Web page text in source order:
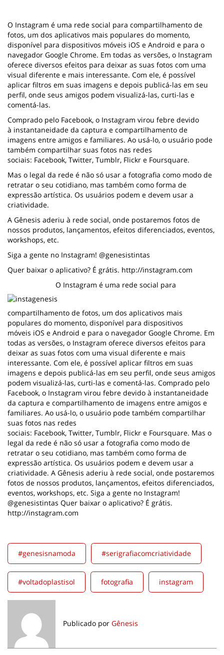
O Instagram é uma rede social para compartilhamento de
fotos, um dos aplicativos mais populares do momento,
disponível para dispositivos móveis iOS e Android e para o
navegador Google Chrome. Em todas as versões, o Instagram
oferece diversos efeitos para deixar as suas fotos com uma
visual diferente e mais interessante. Com ele, é possível
aplicar filtros em suas imagens e depois publicá-las em seu
perfil, onde seus amigos podem visualizá-las, curti-las e
comentá-las.
Comprado pelo Facebook, o Instagram virou febre devido
à instantaneidade da captura e compartilhamento de
imagens entre amigos e familiares. Ao usá-lo, o usuário pode
também compartilhar suas fotos nas redes
sociais: Facebook, Twitter, Tumblr, Flickr e Foursquare.
Mas o legal da rede é não só usar a fotografia como modo de
retratar o seu cotidiano, mas também como forma de
expressão artística. Os usuários podem e devem usar a
criatividade.
A Gênesis aderiu à rede social, onde postaremos fotos de
nossos produtos, lançamentos, efeitos diferenciados, eventos,
workshops, etc.
Siga a gente no Instagram! @genesistintas
Quer baixar o aplicativo? É grátis. http://instagram.com
O Instagram é uma rede social para
compartilhamento de fotos, um dos aplicativos mais
populares do momento, disponível para dispositivos
móveis iOS e Android e para o navegador Google Chrome. Em
todas as versões, o Instagram oferece diversos efeitos para
deixar as suas fotos com uma visual diferente e mais
interessante. Com ele, é possível aplicar filtros em suas
imagens e depois publicá-las em seu perfil, onde seus amigos
podem visualizá-las, curti-las e comentá-las. Comprado pelo
Facebook, o Instagram virou febre devido à instantaneidade
da captura e compartilhamento de imagens entre amigos e
familiares. Ao usá-lo, o usuário pode também compartilhar
suas fotos nas redes
sociais: Facebook, Twitter, Tumblr, Flickr e Foursquare. Mas o
legal da rede é não só usar a fotografia como modo de
retratar o seu cotidiano, mas também como forma de
expressão artística. Os usuários podem e devem usar a
criatividade. A Gênesis aderiu à rede social, onde postaremos
fotos de nossos produtos, lançamentos, efeitos diferenciados,
eventos, workshops, etc. Siga a gente no Instagram!
@genesistintas Quer baixar o aplicativo? É grátis.
http://instagram.com
#genesisnamoda #serigrafiacomcriatividade
#voltadoplastisol fotografia instagram
Publicado por Gênesis